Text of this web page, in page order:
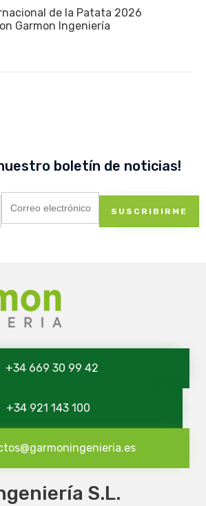
de la Patata 2026
Garmon Ingeniería
boletín de noticias!
+34 669 30 99 42
+34 921 143 100
S.L.